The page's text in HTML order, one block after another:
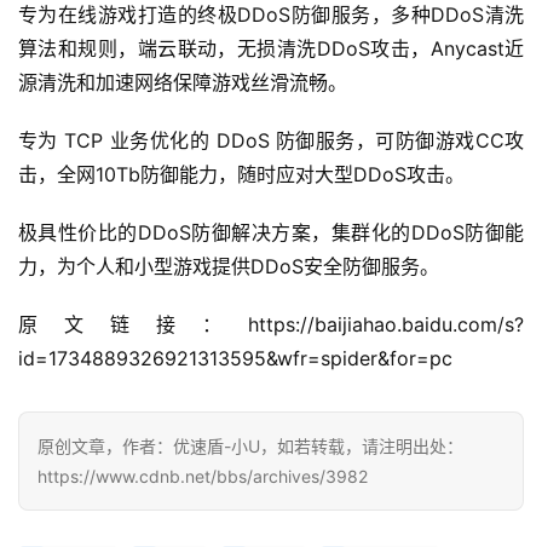
专为在线游戏打造的终极DDoS防御服务，多种DDoS清洗
算法和规则，端云联动，无损清洗DDoS攻击，Anycast近
源清洗和加速网络保障游戏丝滑流畅。
专为 TCP 业务优化的 DDoS 防御服务，可防御游戏CC攻
击，全网10Tb防御能力，随时应对大型DDoS攻击。
极具性价比的DDoS防御解决方案，集群化的DDoS防御能
力，为个人和小型游戏提供DDoS安全防御服务。
原文链接：https://baijiahao.baidu.com/s?
id=1734889326921313595&wfr=spider&for=pc
原创文章，作者：优速盾-小U，如若转载，请注明出处：
https://www.cdnb.net/bbs/archives/3982